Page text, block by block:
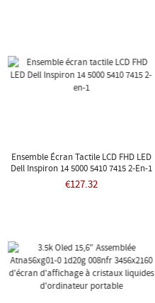
Ensemble Écran Tactile LCD FHD LED
Dell Inspiron 14 5000 5410 7415 2-En-1
€127.32